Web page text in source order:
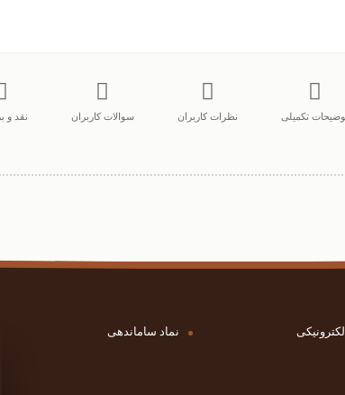
تکمیلی نظرات کاربران سوالات کاربران نقد و
نماد ساماندهی